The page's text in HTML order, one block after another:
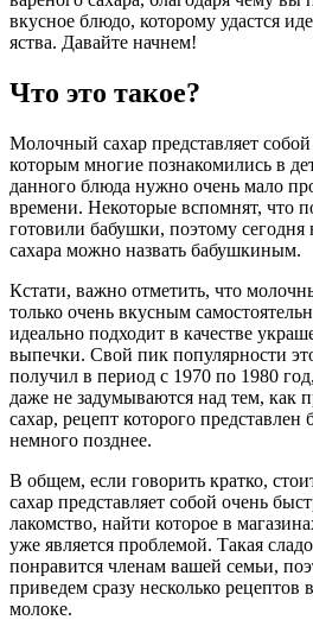
вкусное блюдо, которому удастся
яства. Давайте начнем!
Что это такое?
Молочный сахар представляет
которым многие познакомились в
данного блюда нужно очень мало
времени. Некоторые вспомнят, что
готовили бабушки, поэтому сегодня
сахара можно назвать бабушкиным.
Кстати, важно отметить, что
только очень вкусным
идеально подходит в качестве
выпечки. Свой пик популярности
получил в период с 1970 по 1980
даже не задумываются над тем, как
сахар, рецепт которого представлен
немного позднее.
В общем, если говорить кратко,
сахар представляет собой очень
лакомство, найти которое в
уже является проблемой. Такая
понравится членам вашей семьи,
приведем сразу несколько рецептов
молоке.